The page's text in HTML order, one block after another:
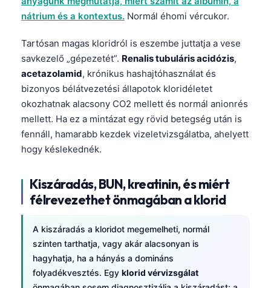
nátrium és a kontextus. Normál éhomi vércukor.
Tartósan magas kloridról is eszembe juttatja a vese
savkezelő „gépezetét”. Renalis tubuláris acidózis,
acetazolamid, krónikus hashajtóhasználat és
bizonyos bélátvezetési állapotok kloridéletet
okozhatnak alacsony CO2 mellett és normál anionrés
mellett. Ha ez a mintázat egy rövid betegség után is
fennáll, hamarabb kezdek vizeletvizsgálatba, ahelyett
hogy késlekednék.
Kiszáradás, BUN, kreatinin, és miért
félrevezethet önmagában a klorid
A kiszáradás a kloridot megemelheti, normál
szinten tarthatja, vagy akár alacsonyan is
hagyhatja, ha a hányás a domináns
folyadékvesztés. Egy klorid vérvizsgálat